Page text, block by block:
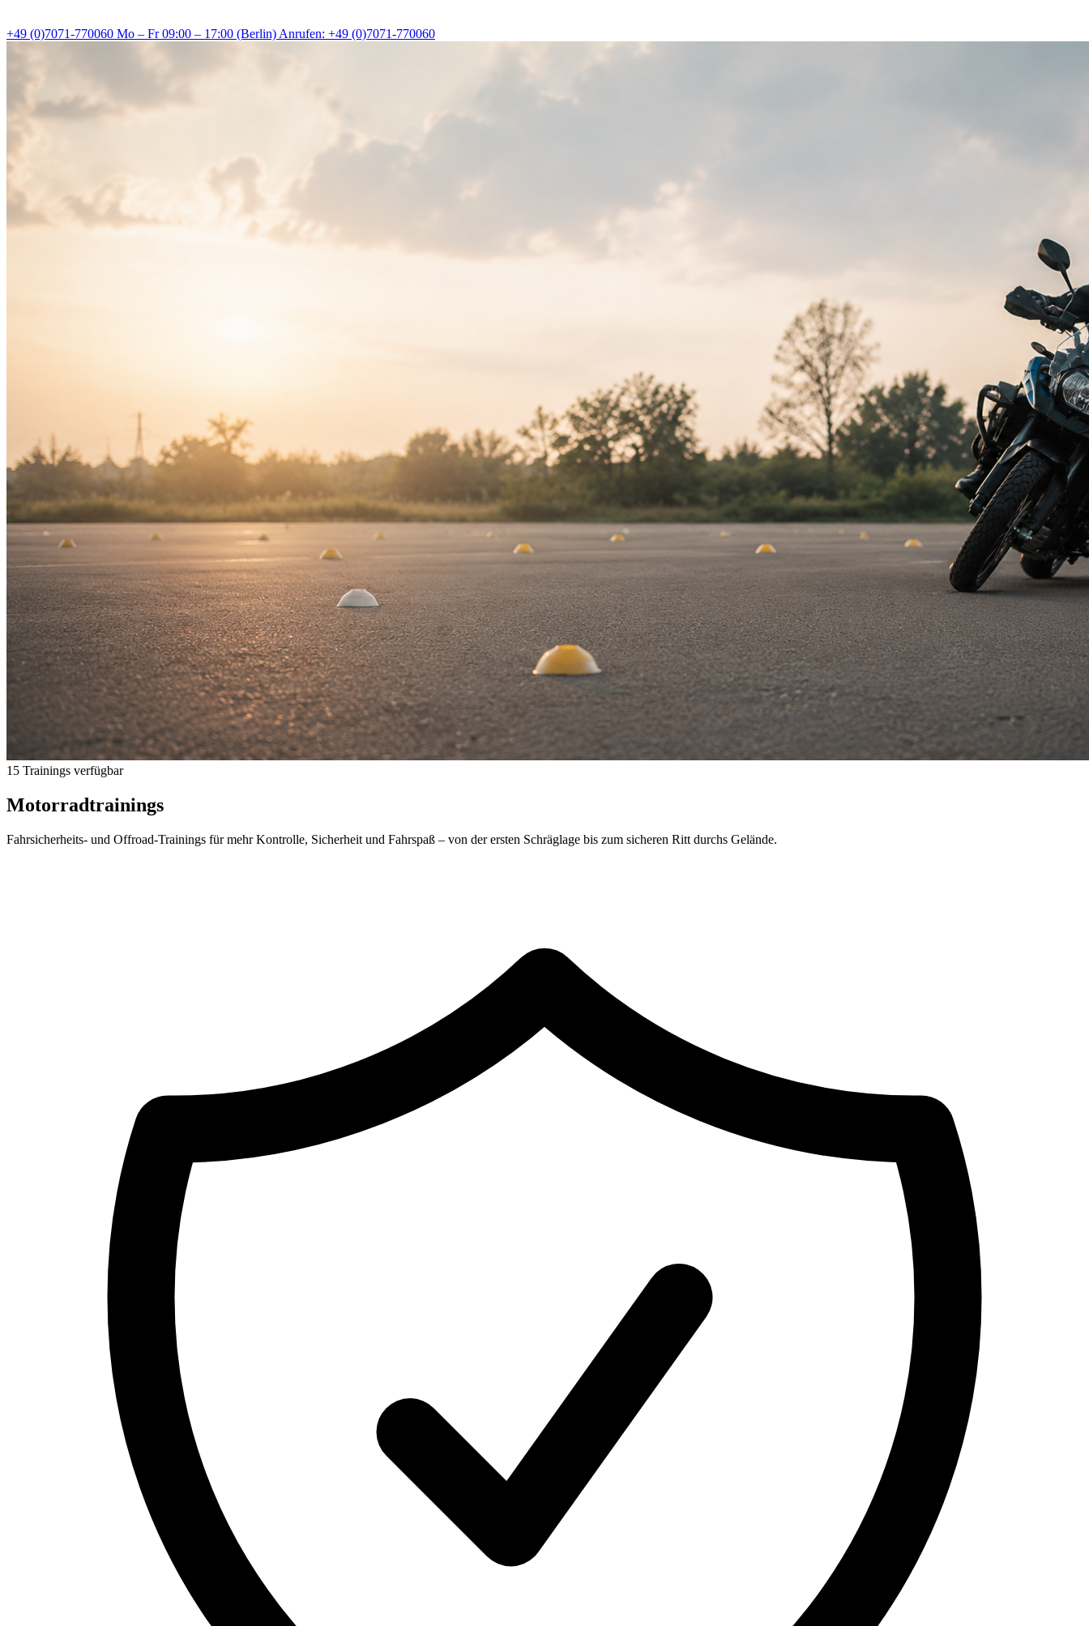
+49 (0)7071-770060 Mo – Fr 09:00 – 17:00 (Berlin) Anrufen: +49 (0)7071-770060
15 Trainings verfügbar
Motorradtrainings
Fahrsicherheits- und Offroad-Trainings für mehr Kontrolle, Sicherheit und Fahrspaß – von der ersten Schräglage bis zum sicheren Ritt durchs Gelände.